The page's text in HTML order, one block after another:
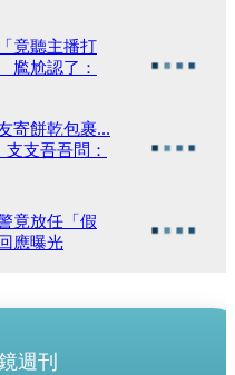
竟聽主播打
尬認了：
寄餅乾包裹...
支吾吾問：
竟放任「假
應曝光
週刊